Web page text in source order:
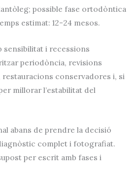
possible fase ortodòntica
estimat: 12-24 mesos.
sensibilitat i recessions
periodòncia, revisions
restauracions conservadores i, si
millorar l’estabilitat del
abans de prendre la decisió
complet i fotografiat.
per escrit amb fases i